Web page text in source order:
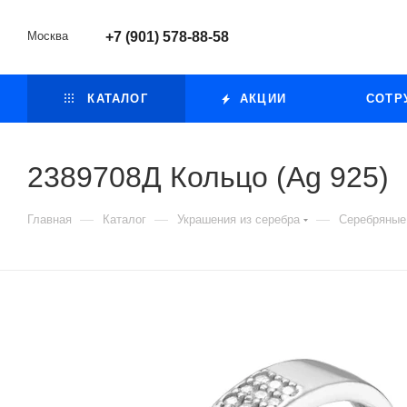
Москва +7 (901) 578-88-58
КАТАЛОГ АКЦИИ
2389708Д Кольцо (Ag 925)
Главная — Каталог — Украшения из серебра —